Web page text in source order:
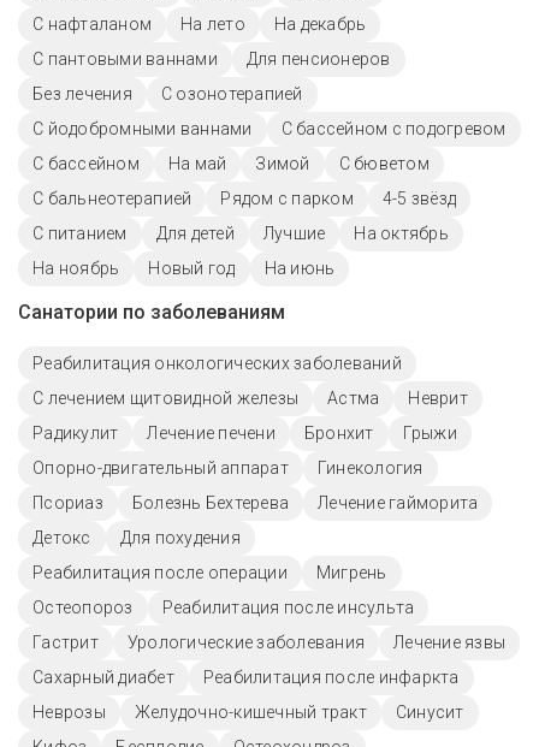
С нафталаном
На лето
На декабрь
С пантовыми ваннами
Для пенсионеров
Без лечения
С озонотерапией
С йодобромными ваннами
С бассейном с подогревом
C бассейном
На май Зимой
С бюветом
С бальнеотерапией
Рядом с парком
4-5 звёзд
С питанием
Для детей Лучшие
На октябрь
На ноябрь
Новый год На июнь
Санатории по заболеваниям
Реабилитация онкологических заболеваний
С лечением щитовидной железы
Астма
Неврит
Радикулит
Лечение печени Бронхит
Грыжи
Опорно-двигательный аппарат
Гинекология
Псориаз
Болезнь Бехтерева
Лечение гайморита
Детокс
Для похудения
Реабилитация после операции
Мигрень
Остеопороз
Реабилитация после инсульта
Гастрит
Урологические заболевания
Лечение язвы
Сахарный диабет
Реабилитация после инфаркта
Неврозы
Желудочно-кишечный тракт
Синусит